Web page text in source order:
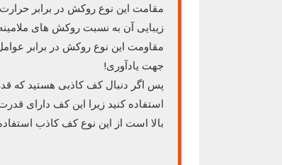
مقامت این نوع روکش در برابر
زیبایی آن به نسبت روکش های
مقاومت این نوع روکش در برابر
جهت یادآوری!
پس اگر دنبال کف کاذبی هستید که
استفاده کنید زیرا این کف دارای
بالا است از این نوع کف کاذب